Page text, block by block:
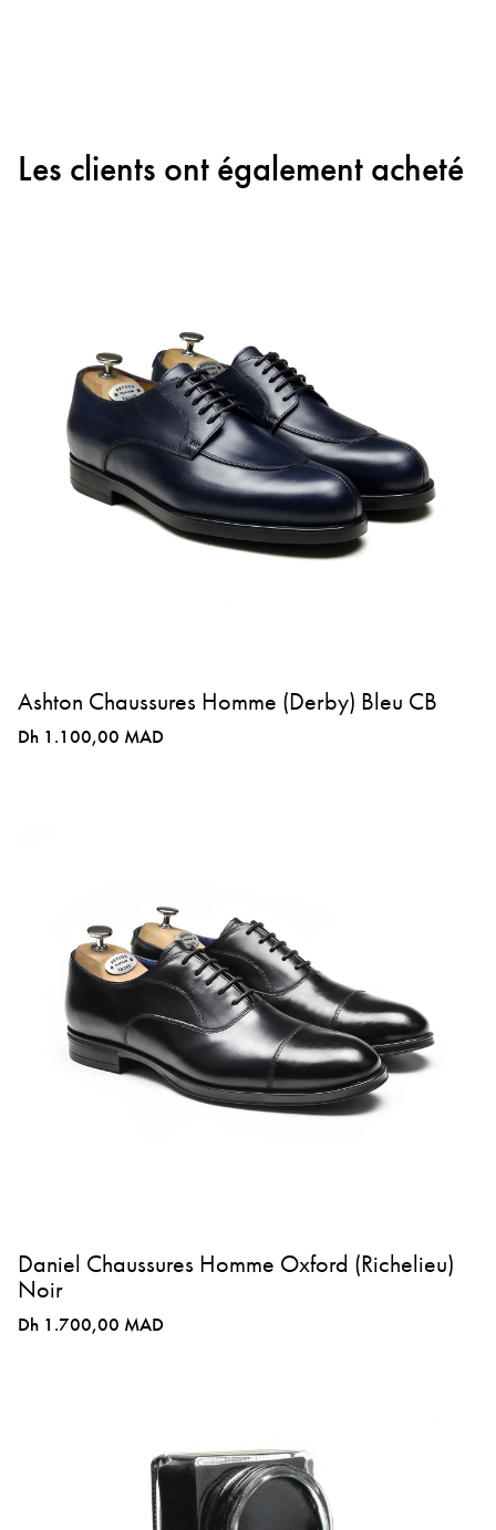
Les clients ont également acheté
Ashton Chaussures Homme (Derby) Bleu CB
Dh 1.100,00 MAD
Daniel Chaussures Homme Oxford (Richelieu)
Noir
Dh 1.700,00 MAD